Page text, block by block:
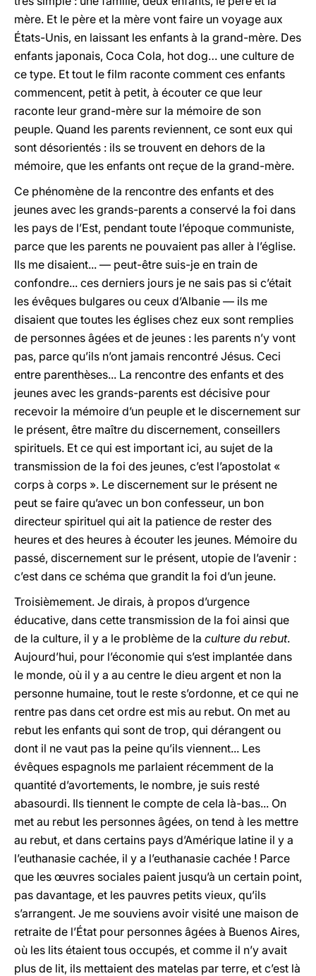
mère. Et le père et la mère vont faire un voyage aux
États-Unis, en laissant les enfants à la grand-mère. Des
enfants japonais, Coca Cola, hot dog… une culture de
ce type. Et tout le film raconte comment ces enfants
commencent, petit à petit, à écouter ce que leur
raconte leur grand-mère sur la mémoire de son
peuple. Quand les parents reviennent, ce sont eux qui
sont désorientés : ils se trouvent en dehors de la
mémoire, que les enfants ont reçue de la grand-mère.
Ce phénomène de la rencontre des enfants et des
jeunes avec les grands-parents a conservé la foi dans
les pays de l’Est, pendant toute l’époque communiste,
parce que les parents ne pouvaient pas aller à l’église.
Ils me disaient... — peut-être suis-je en train de
confondre... ces derniers jours je ne sais pas si c’était
les évêques bulgares ou ceux d’Albanie — ils me
disaient que toutes les églises chez eux sont remplies
de personnes âgées et de jeunes : les parents n’y vont
pas, parce qu’ils n’ont jamais rencontré Jésus. Ceci
entre parenthèses... La rencontre des enfants et des
jeunes avec les grands-parents est décisive pour
recevoir la mémoire d’un peuple et le discernement sur
le présent, être maître du discernement, conseillers
spirituels. Et ce qui est important ici, au sujet de la
transmission de la foi des jeunes, c’est l’apostolat «
corps à corps ». Le discernement sur le présent ne
peut se faire qu’avec un bon confesseur, un bon
directeur spirituel qui ait la patience de rester des
heures et des heures à écouter les jeunes. Mémoire du
passé, discernement sur le présent, utopie de l’avenir :
c’est dans ce schéma que grandit la foi d’un jeune.
Troisièmement. Je dirais, à propos d’urgence
éducative, dans cette transmission de la foi ainsi que
de la culture, il y a le problème de la culture du rebut.
Aujourd’hui, pour l’économie qui s’est implantée dans
le monde, où il y a au centre le dieu argent et non la
personne humaine, tout le reste s’ordonne, et ce qui ne
rentre pas dans cet ordre est mis au rebut. On met au
rebut les enfants qui sont de trop, qui dérangent ou
dont il ne vaut pas la peine qu’ils viennent... Les
évêques espagnols me parlaient récemment de la
quantité d’avortements, le nombre, je suis resté
abasourdi. Ils tiennent le compte de cela là-bas... On
met au rebut les personnes âgées, on tend à les mettre
au rebut, et dans certains pays d’Amérique latine il y a
l’euthanasie cachée, il y a l’euthanasie cachée ! Parce
que les œuvres sociales paient jusqu’à un certain point,
pas davantage, et les pauvres petits vieux, qu’ils
s’arrangent. Je me souviens avoir visité une maison de
retraite de l’État pour personnes âgées à Buenos Aires,
où les lits étaient tous occupés, et comme il n’y avait
plus de lit, ils mettaient des matelas par terre, et c’est là